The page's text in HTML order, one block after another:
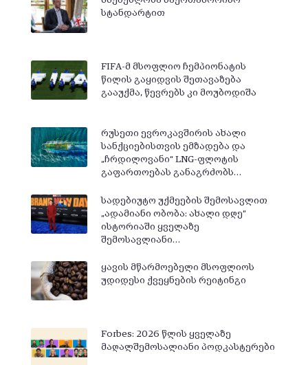
სტანდარტით
FIFA-მ მსოფლიო ჩემპიონატის
წილის გაყიდვის შეთავაზება
გააუქმა, წევრებს კი მოუბოდიშა
რუსეთი ევროკავშირის ახალი
სანქციებისთვის ემზადება და
„ჩრდილოვანი“ LNG-ფლოტის
გაფართოებას განაგრძობს…
სადებიუტო უქმეების შემოსავლით
„ადამიანი ობობა: ახალი დღე“
ისტორიაში ყველაზე
შემოსავლიანი…
ყავის მწარმოებელი მსოფლიოს
უდიდესი ქვეყნების რეიტინგი
Forbes: 2026 წლის ყველაზე
მაღალშემოსალიანი პოდკასტერები